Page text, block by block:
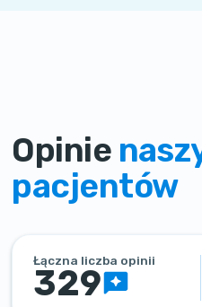
Opinie
pacjentów
Łączna liczba opinii
329